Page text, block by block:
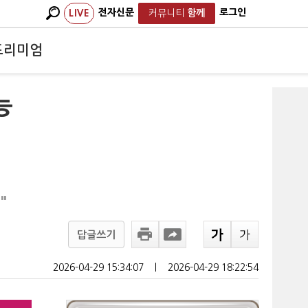
LIVE 전자신문 커뮤니티 함께 로그인
리미엄
답글쓰기
2026-04-29 15:34:07 2026-04-29 18:22:54